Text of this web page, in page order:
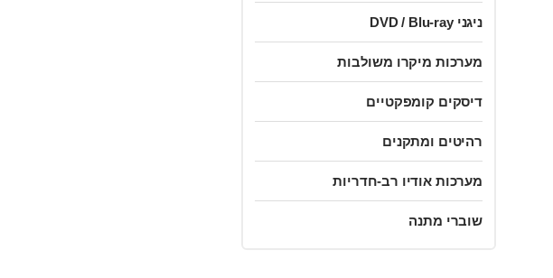
ניגני DVD / Blu-ray
מערכות מיקרו משולבות
דיסקים קומפקטיים
רהיטים ומתקנים
מערכות אודיו רב-חדריות
שוברי מתנה